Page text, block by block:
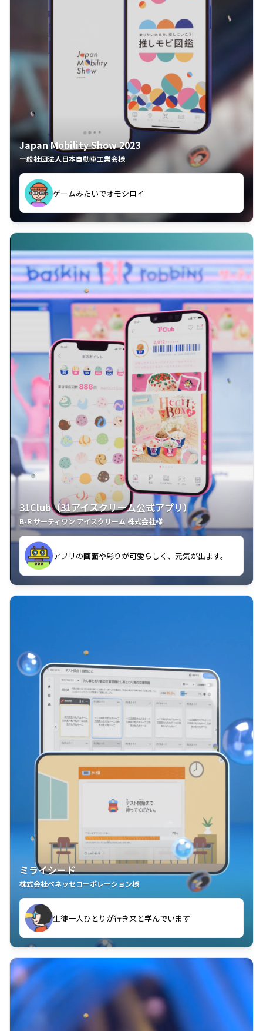
Japan Mobility Show 2023
一般社団法人日本自動車工業会様
ゲームみたいでオモシロイ
久々のモーターショーがアプリでもっと楽しめました
31Club（31アイスクリーム公式アプリ）
B-R サーティワン アイスクリーム 株式会社様
アプリの画面や彩りが可愛らしく、元気が出ます。
クラスごとに特典があるようなので使うのが楽しいで
す。
ミライシード
株式会社ベネッセコーポレーション様
生徒一人ひとりが行き来と学んでいます
教室中の児童生徒が「問題が解けてうれしい」「解く
ことが楽しい」を実感しています